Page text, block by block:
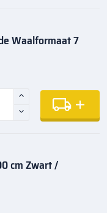
Waalformaat 7
cm Zwart /